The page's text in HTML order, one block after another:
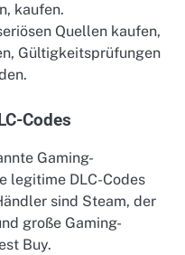
kaufen.
Quellen kaufen,
Gültigkeitsprüfungen
Codes
Gaming-
legitime DLC-Codes
sind Steam, der
große Gaming-
Buy.